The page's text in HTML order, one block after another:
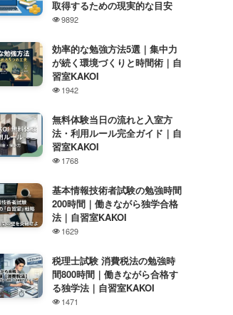
取得するための現実的な目安
9892
効率的な勉強方法5選｜集中力
が続く環境づくりと時間術｜自
習室KAKOI
1942
無料体験当日の流れと入室方
法・利用ルール完全ガイド｜自
習室KAKOI
1768
基本情報技術者試験の勉強時間
200時間｜働きながら独学合格
法｜自習室KAKOI
1629
税理士試験 消費税法の勉強時
間800時間｜働きながら合格す
る独学法｜自習室KAKOI
1471